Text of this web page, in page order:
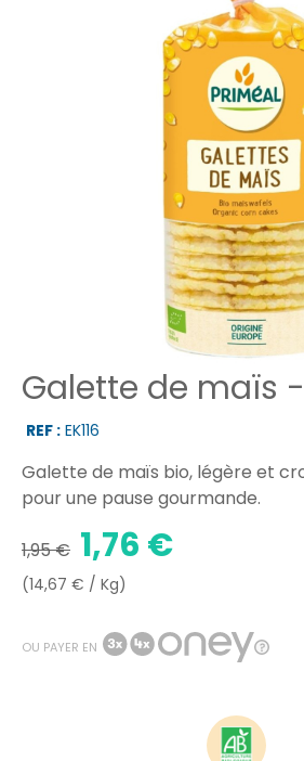
Galette de maïs
REF : EK116
Galette de maïs bio, légère et
pour une pause gourmande.
1,95 € 1,76 €
(14,67 € / Kg)
OU PAYER EN